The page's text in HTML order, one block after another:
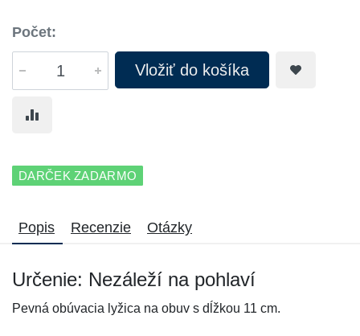
Počet:
Vložiť do košíka
DARČEK ZADARMO
Popis Recenzie Otázky
Určenie: Nezáleží na pohlaví
Pevná obúvacia lyžica na obuv s dĺžkou 11 cm.